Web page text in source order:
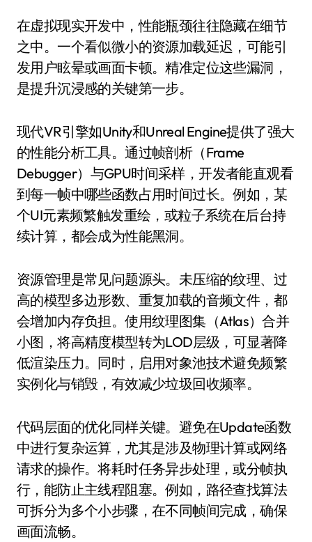
在虚拟现实开发中，性能瓶颈往往隐藏在细节
之中。一个看似微小的资源加载延迟，可能引
发用户眩晕或画面卡顿。精准定位这些漏洞，
是提升沉浸感的关键第一步。
现代VR引擎如Unity和Unreal Engine提供了强大
的性能分析工具。通过帧剖析（Frame
Debugger）与GPU时间采样，开发者能直观看
到每一帧中哪些函数占用时间过长。例如，某
个UI元素频繁触发重绘，或粒子系统在后台持
续计算，都会成为性能黑洞。
资源管理是常见问题源头。未压缩的纹理、过
高的模型多边形数、重复加载的音频文件，都
会增加内存负担。使用纹理图集（Atlas）合并
小图，将高精度模型转为LOD层级，可显著降
低渲染压力。同时，启用对象池技术避免频繁
实例化与销毁，有效减少垃圾回收频率。
代码层面的优化同样关键。避免在Update函数
中进行复杂运算，尤其是涉及物理计算或网络
请求的操作。将耗时任务异步处理，或分帧执
行，能防止主线程阻塞。例如，路径查找算法
可拆分为多个小步骤，在不同帧间完成，确保
画面流畅。